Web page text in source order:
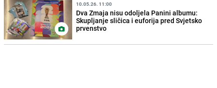
10.05.26. 11:00
Dva Zmaja nisu odoljela Panini albumu:
Skupljanje sličica i euforija pred Svjetsko
prvenstvo